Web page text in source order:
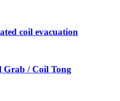
coil evacuation
Grab / Coil Tong